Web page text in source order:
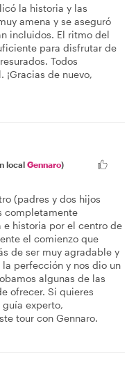
la historia y las
amena y se aseguró
incluidos. El ritmo del
para disfrutar de
Todos
¡Gracias de nuevo,
local Gennaro)
(padres y dos hijos
completamente
e historia por el centro de
el comienzo que
de ser muy agradable y
perfección y nos dio un
algunas de las
ofrecer. Si quieres
experto,
tour con Gennaro.